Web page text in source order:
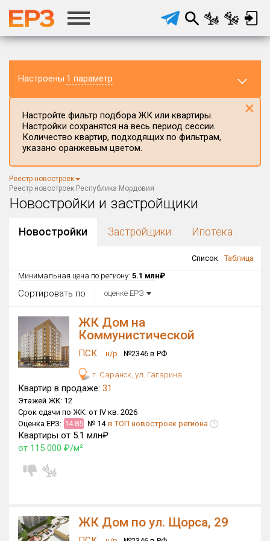
Настроены 1 параметр
Регион ЖК
×
Республика Мордовия
Район в регионе
Все
Все
Район в городе
Цена
от до
Общая площадь, м²
от
Срок сдачи
от до
Вид объекта
ДАП
Только новые
Настройте фильтр подбора ЖК или квартиры.
Настройки сохранятся на весь период сессии.
Количество квартир, подходящих по фильтрам,
указано оранжевым цветом.
×
Реестр новостроек
Реестр новостроек Республика Мордовия
Новостройки и застройщики
Новостройки Застройщики Ипотека
Список
Таблица
Минимальная цена по региону: 5.1 млн₽
Сортировать по оценке ЕРЗ
ЖК Дом на
Коммунистической
ПСК н/р №2346 в РФ
г. Саранск, ул. Гагарина
Квартир в продаже: 31
Этажей ЖК: 12
Срок сдачи по ЖК: от IV кв. 2026
Оценка ЕРЗ: 14.85 № 14 в ТОП новостроек региона ?
Квартиры от 5.1 млн₽
от 115 000 ₽/м²
ЖК Дом по ул. Щорса, 29